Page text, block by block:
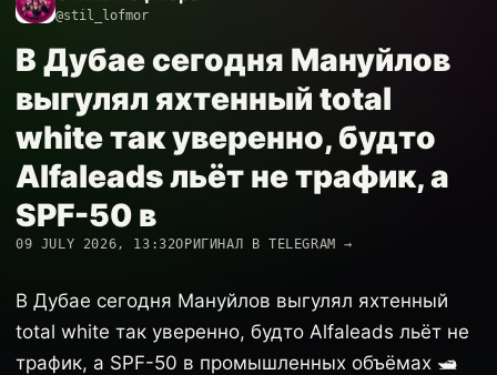
@stil_lofmor
В Дубае сегодня Мануйлов
выгулял яхтенный total
white так уверенно, будто
Alfaleads льёт не трафик, а
SPF-50 в
09 JULY 2026, 13:32ОРИГИНАЛ В TELEGRAM →
В Дубае сегодня Мануйлов выгулял яхтенный
total white так уверенно, будто Alfaleads льёт не
трафик, а SPF-50 в промышленных объёмах 🛥️